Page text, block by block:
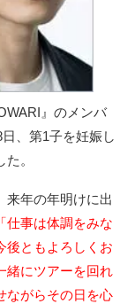
』のメンバ
、第1子を妊娠し
。
来年の年明けに出
「仕事は体調をみな
後ともよろしくお
緒にツアーを回れ
ながらその日を心